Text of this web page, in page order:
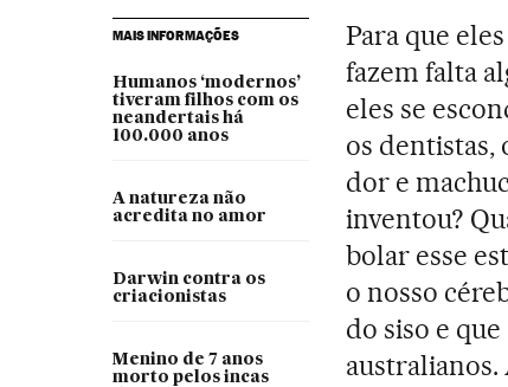
MAIS INFORMAÇÕES
Humanos ‘modernos’
tiveram filhos com os
neandertais há
100.000 anos
A natureza não
acredita no amor
Darwin contra os
criacionistas
Menino de 7 anos
morto pelos incas
Para que
fazem falta
eles se
os dentistas,
dor e
inventou?
bolar esse
o nosso
do siso e
australianos.